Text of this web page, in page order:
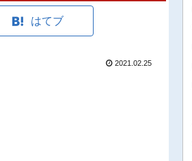
はてブ
2021.02.25